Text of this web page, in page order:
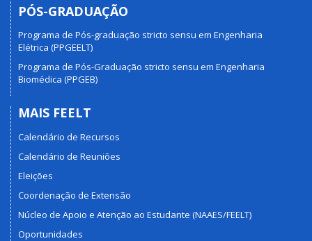
PÓS-GRADUAÇÃO
Programa de Pós-graduação stricto sensu em Engenharia
Elétrica (PPGEELT)
Programa de Pós-Graduação stricto sensu em Engenharia
Biomédica (PPGEB)
MAIS FEELT
Calendário de Recursos
Calendário de Reuniões
Eleições
Coordenação de Extensão
Núcleo de Apoio e Atenção ao Estudante (NAAES/FEELT)
Oportunidades